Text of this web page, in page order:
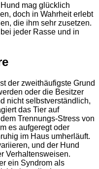
Hund mag glücklich
doch in Wahrheit erlebt
die ihm sehr zusetzen.
jeder Rasse und in
der zweithäufigste Grund
oder die Besitzer
nicht selbstverständlich,
das Tier auf
Trennungs-Stress von
es aufgeregt oder
im Haus umherläuft.
und der Hund
Verhaltensweisen.
ein Syndrom als